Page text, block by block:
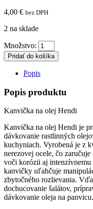
4,00 € bez DPH
2 na sklade
Množstvo:
Pridať do košíka
Popis
Popis produktu
Kanvička na olej Hendi
Kanvička na olej Hendi je
dávkovanie rastlinných
kuchyniach. Vyrobená je z
nerezovej ocele, čo
voči korózii aj
kanvičky uľahčuje
zbytočného rozlievania.
dochucovanie šalátov,
dávkovanie oleja na panvicu.